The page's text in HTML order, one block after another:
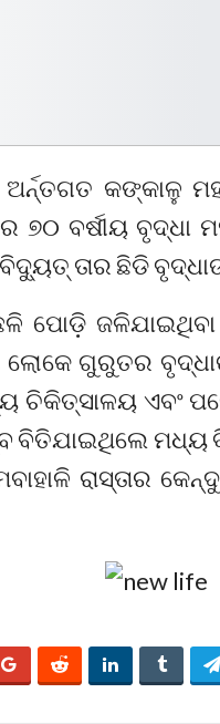
କଙ୍କାଳୁ
ବର୍ଷୀୟ ବୃଦ୍ଧା
ତାର ଛିଡି
ପୋଡ଼ି
ଲୋକେ ଗୁରୁତର
ଚିକିତ୍ସାଳୟ ଏବଂ
ବିତିଯାଇଥିଲେ
ରାସ୍ତାର